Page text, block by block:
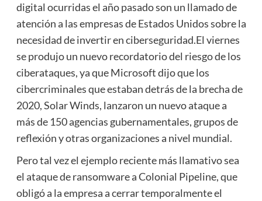
digital ocurridas el año pasado son un llamado de
atención a las empresas de Estados Unidos sobre la
necesidad de invertir en ciberseguridad.El viernes
se produjo un nuevo recordatorio del riesgo de los
ciberataques, ya que Microsoft dijo que los
cibercriminales que estaban detrás de la brecha de
2020, Solar Winds, lanzaron un nuevo ataque a
más de 150 agencias gubernamentales, grupos de
reflexión y otras organizaciones a nivel mundial.
Pero tal vez el ejemplo reciente más llamativo sea
el ataque de ransomware a Colonial Pipeline, que
obligó a la empresa a cerrar temporalmente el